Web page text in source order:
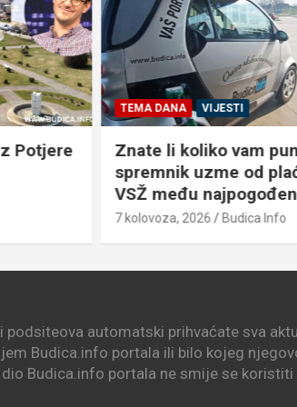
Potjere
TEMA DANA VIJESTI
Znate li koliko vam
spremnik uzme od
VSŽ među
7 kolovoza, 2026 Budica Info
automatski prihvaćate sva
Budica.info portala ili bilo kojeg
Budica.info portala ne smije se